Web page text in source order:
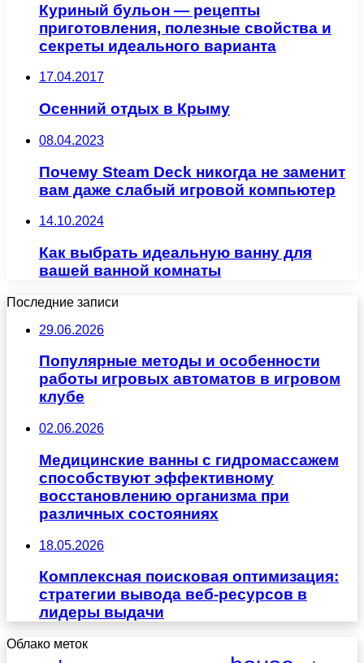
Куриный бульон — рецепты
приготовления, полезные свойства и
секреты идеального варианта
17.04.2017
Осенний отдых в Крыму
08.04.2023
Почему Steam Deck никогда не заменит
вам даже слабый игровой компьютер
14.10.2024
Как выбрать идеальную ванну для
вашей ванной комнаты
Последние записи
29.06.2026
Популярные методы и особенности
работы игровых автоматов в игровом
клубе
02.06.2026
Медицинские ванны с гидромассажем
способствуют эффективному
восстановлению организма при
различных состояниях
18.05.2026
Комплексная поисковая оптимизация:
стратегии вывода веб-ресурсов в
лидеры выдачи
Облако меток